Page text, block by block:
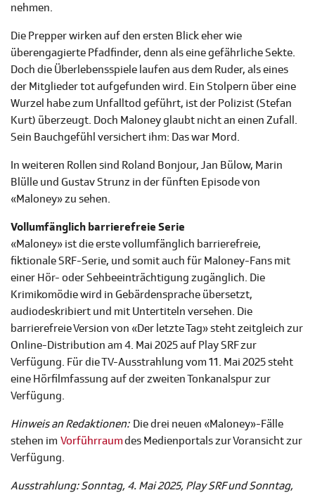
nehmen.
Die Prepper wirken auf den ersten Blick eher wie
überengagierte Pfadfinder, denn als eine gefährliche Sekte.
Doch die Überlebensspiele laufen aus dem Ruder, als eines
der Mitglieder tot aufgefunden wird. Ein Stolpern über eine
Wurzel habe zum Unfalltod geführt, ist der Polizist (Stefan
Kurt) überzeugt. Doch Maloney glaubt nicht an einen Zufall.
Sein Bauchgefühl versichert ihm: Das war Mord.
In weiteren Rollen sind Roland Bonjour, Jan Bülow, Marin
Blülle und Gustav Strunz in der fünften Episode von
«Maloney» zu sehen.
Vollumfänglich barrierefreie Serie
«Maloney» ist die erste vollumfänglich barrierefreie,
fiktionale SRF-Serie, und somit auch für Maloney-Fans mit
einer Hör- oder Sehbeeinträchtigung zugänglich. Die
Krimikomödie wird in Gebärdensprache übersetzt,
audiodeskribiert und mit Untertiteln versehen. Die
barrierefreie Version von «Der letzte Tag» steht zeitgleich zur
Online-Distribution am 4. Mai 2025 auf Play SRF zur
Verfügung. Für die TV-Ausstrahlung vom 11. Mai 2025 steht
eine Hörfilmfassung auf der zweiten Tonkanalspur zur
Verfügung.
Hinweis an Redaktionen:Die drei neuen «Maloney»-Fälle
stehen im Vorführraumdes Medienportals zur Voransicht zur
Verfügung.
Ausstrahlung: Sonntag, 4. Mai 2025, Play SRF und Sonntag,